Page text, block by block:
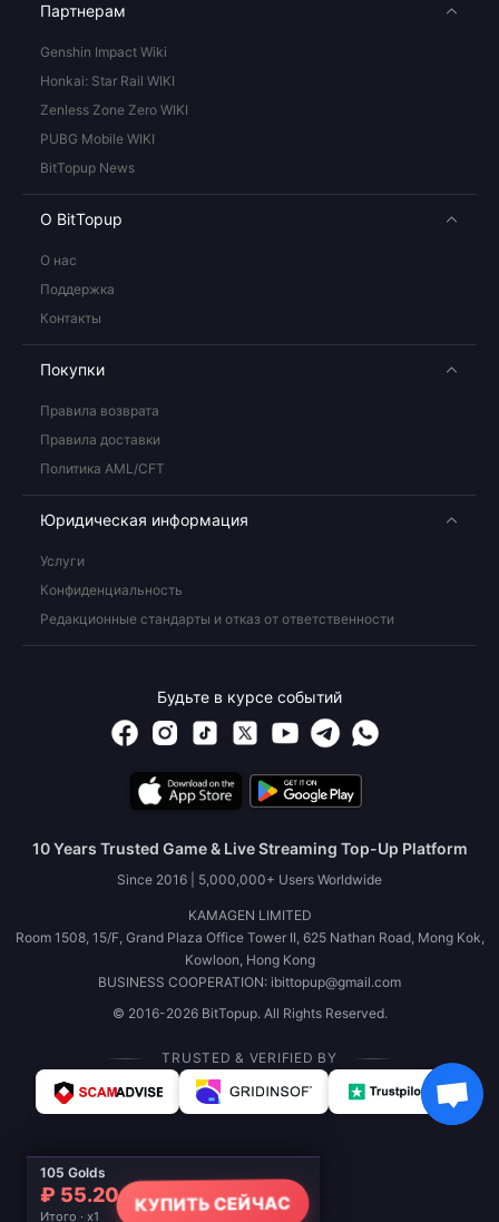
105 Golds
₽ 55.20
Итого · x1
КУПИТЬ СЕЙЧАС
Партнерам
Genshin Impact Wiki
Honkai: Star Rail WIKI
Zenless Zone Zero WIKI
PUBG Mobile WIKI
BitTopup News
О BitTopup
О нас
Поддержка
Контакты
Покупки
Правила возврата
Правила доставки
Политика AML/CFT
Юридическая информация
Услуги
Конфиденциальность
Редакционные стандарты и отказ от ответственности
Будьте в курсе событий
10 Years Trusted Game & Live Streaming Top-Up Platform
Since 2016 | 5,000,000+ Users Worldwide
KAMAGEN LIMITED
Room 1508, 15/F, Grand Plaza Office Tower II, 625 Nathan Road, Mong Kok,
Kowloon, Hong Kong
BUSINESS COOPERATION: ibittopup@gmail.com
© 2016-2026 BitTopup. All Rights Reserved.
TRUSTED & VERIFIED BY